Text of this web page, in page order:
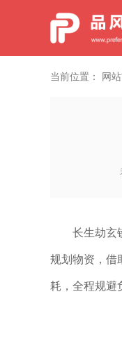
当前位置： 网
长生劫玄
规划物资，借
耗，全程规避